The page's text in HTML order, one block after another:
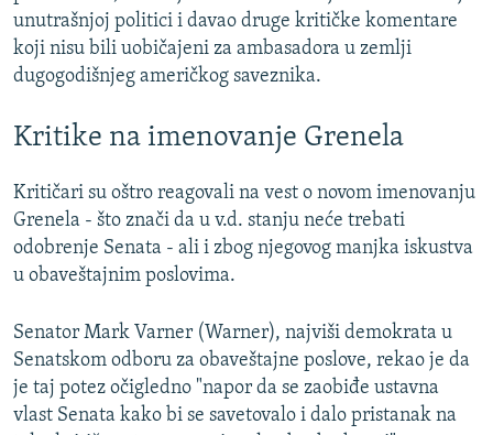
unutrašnjoj politici i davao druge kritičke komentare
koji nisu bili uobičajeni za ambasadora u zemlji
dugogodišnjeg američkog saveznika.
Kritike na imenovanje Grenela
Kritičari su oštro reagovali na vest o novom imenovanju
Grenela - što znači da u v.d. stanju neće trebati
odobrenje Senata - ali i zbog njegovog manjka iskustva
u obaveštajnim poslovima.
Senator Mark Varner (Warner), najviši demokrata u
Senatskom odboru za obaveštajne poslove, rekao je da
je taj potez očigledno "napor da se zaobiđe ustavna
vlast Senata kako bi se savetovalo i dalo pristanak na